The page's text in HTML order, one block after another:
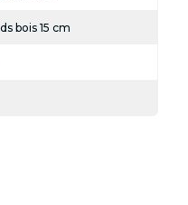
bois 15 cm